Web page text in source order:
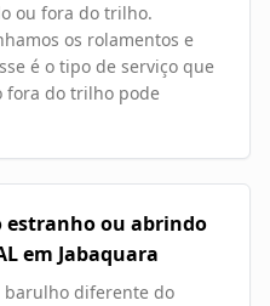
ou fora do trilho.
os rolamentos e
é o tipo de serviço que
fora do trilho pode
estranho ou abrindo
em Jabaquara
barulho diferente do